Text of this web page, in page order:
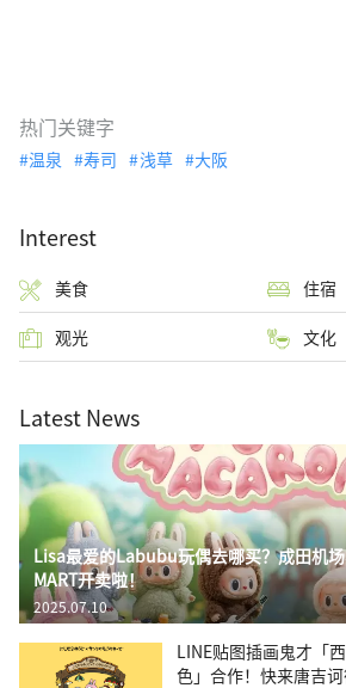
热门关键字
温泉 寿司 浅草 大阪
Interest
美食 住宿
观光 文化
Latest News
Lisa最爱的Labubu玩偶去哪买？成田机
MART开卖啦！
2025.07.10
LINE贴图插画鬼才「
色」合作！快来唐吉